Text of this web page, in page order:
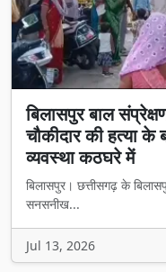
बिलासपुर बाल
चौकीदार की हत्या के
व्यवस्था कठघरे में
बिलासपुर। छत्तीसगढ़ के
सनसनीख...
Jul 13, 2026